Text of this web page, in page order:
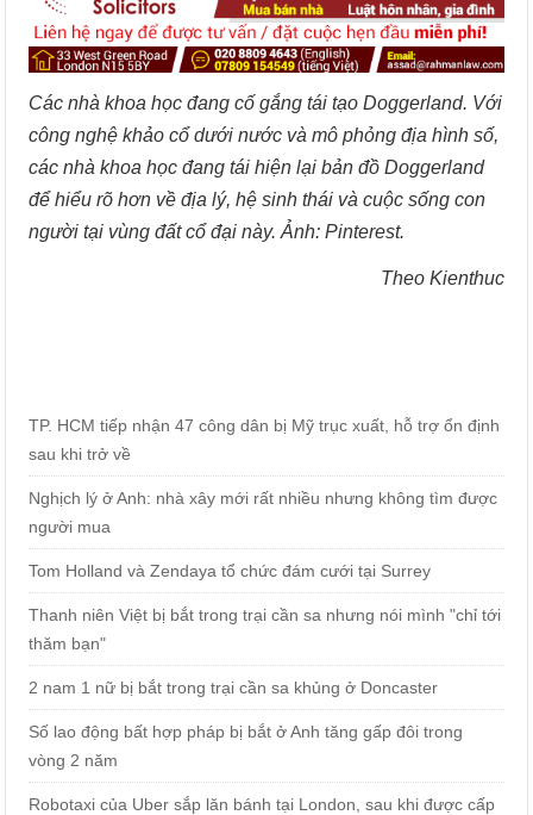
Các nhà khoa học đang cố gắng tái tạo Doggerland. Với
công nghệ khảo cổ dưới nước và mô phỏng địa hình số,
các nhà khoa học đang tái hiện lại bản đồ Doggerland
để hiểu rõ hơn về địa lý, hệ sinh thái và cuộc sống con
người tại vùng đất cổ đại này. Ảnh: Pinterest.
Theo Kienthuc
TP. HCM tiếp nhận 47 công dân bị Mỹ trục xuất, hỗ trợ ổn định
sau khi trở về
Nghịch lý ở Anh: nhà xây mới rất nhiều nhưng không tìm được
người mua
Tom Holland và Zendaya tổ chức đám cưới tại Surrey
Thanh niên Việt bị bắt trong trại cần sa nhưng nói mình "chỉ tới
thăm bạn"
2 nam 1 nữ bị bắt trong trại cần sa khủng ở Doncaster
Số lao động bất hợp pháp bị bắt ở Anh tăng gấp đôi trong
vòng 2 năm
Robotaxi của Uber sắp lăn bánh tại London, sau khi được cấp